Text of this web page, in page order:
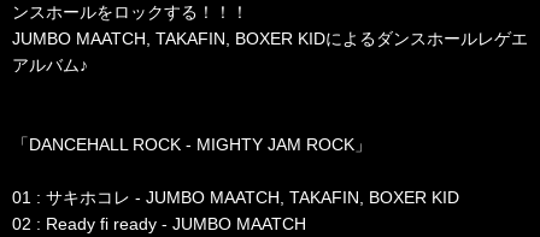
ンスホールをロックする！！！
JUMBO MAATCH, TAKAFIN, BOXER KIDによるダンスホールレゲエ
アルバム♪
「DANCEHALL ROCK - MIGHTY JAM ROCK」
01 : サキホコレ - JUMBO MAATCH, TAKAFIN, BOXER KID
02 : Ready fi ready - JUMBO MAATCH